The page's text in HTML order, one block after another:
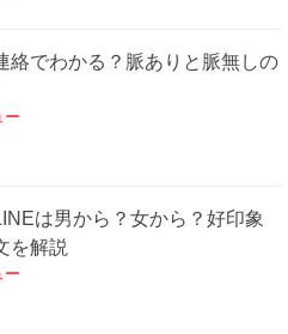
絡でわかる？脈ありと脈無しの
ー
は男から？女から？好印象
を解説
ー